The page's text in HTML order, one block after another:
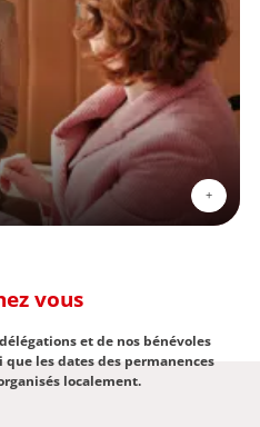
+
vous
et de nos bénévoles
les dates des permanences
localement.